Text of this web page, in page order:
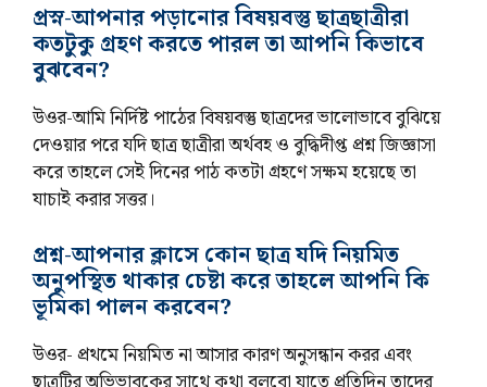
প্রস্ন-আপনার পড়ানোর বিষয়বস্তু ছাত্রছাত্রীরা
কতটুকু গ্রহণ করতে পারল তা আপনি কিভাবে
বুঝবেন?
উওর-আমি নির্দিষ্ট পাঠের বিষয়বস্তু ছাত্রদের ভালোভাবে বুঝিয়ে
দেওয়ার পরে যদি ছাত্র ছাত্রীরা অর্থবহ ও বুদ্ধিদীপ্ত প্রশ্ন জিজ্ঞাসা
করে তাহলে সেই দিনের পাঠ কতটা গ্রহণে সক্ষম হয়েছে তা
যাচাই করার সত্তর।
প্রশ্ন-আপনার ক্লাসে কোন ছাত্র যদি নিয়মিত
অনুপস্থিত থাকার চেষ্টা করে তাহলে আপনি কি
ভূমিকা পালন করবেন?
উওর- প্রথমে নিয়মিত না আসার কারণ অনুসন্ধান করর এবং